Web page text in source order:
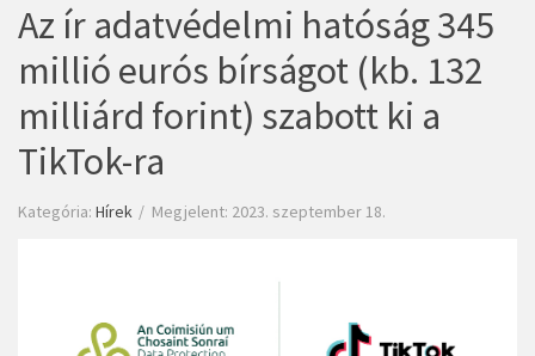
Az ír adatvédelmi hatóság 345
millió eurós bírságot (kb. 132
milliárd forint) szabott ki a
TikTok-ra
Kategória: Hírek Megjelent: 2023. szeptember 18.